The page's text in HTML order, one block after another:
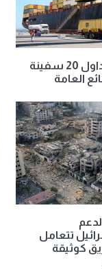
ميناء دمياط يتداول 20 سفينة
العامة
لدعم
تتعامل
كوثيقة